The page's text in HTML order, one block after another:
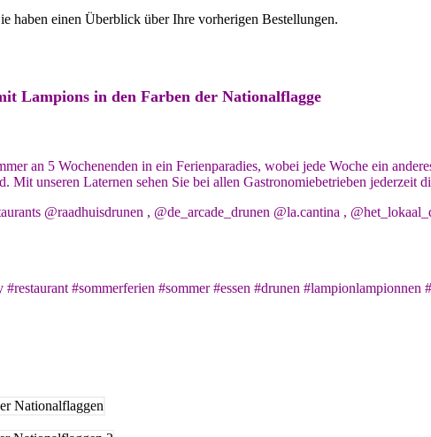
haben einen Überblick über Ihre vorherigen Bestellungen.
Lampions in den Farben der Nationalflagge
an 5 Wochenenden in ein Ferienparadies, wobei jede Woche ein
Mit unseren Laternen sehen Sie bei allen Gastronomiebetrieben
@raadhuisdrunen , @de_arcade_drunen @la.cantina ,
#sommerferien #sommer #essen #drunen #lampionlampionnen